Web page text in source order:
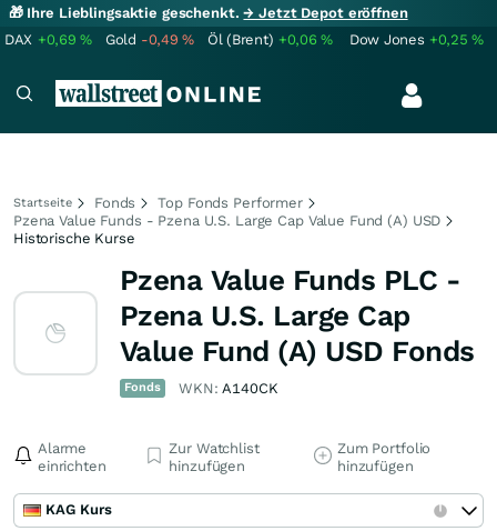
🎁 Ihre Lieblingsaktie geschenkt.→ Jetzt Depot eröffnen
DAX +0,69% Gold -0,49% Öl (Brent) +0,06% Dow Jones +0,25%
Startseite Fonds
Top Fonds Performer
Pzena Value Funds - Pzena U.S. Large Cap Value Fund (A) USD
Historische Kurse
Pzena Value Funds PLC -
Pzena U.S. Large Cap
Value Fund (A) USD Fonds
Fonds WKN:A140CK
Alarme
einrichten
Zur Watchlist
hinzufügen
Zum Portfolio
hinzufügen
KAG Kurs